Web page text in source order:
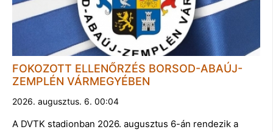
FOKOZOTT ELLENŐRZÉS BORSOD-ABAÚJ-
ZEMPLÉN VÁRMEGYÉBEN
2026. augusztus. 6. 00:04
A DVTK stadionban 2026. augusztus 6-án rendezik a